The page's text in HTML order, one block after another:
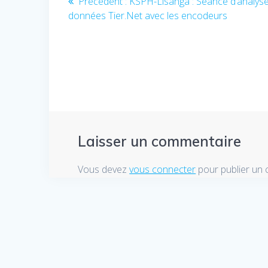
de
précédent
données Tier.Net avec les encodeurs
Laisser un commentaire
Vous devezvous connecter pour publier un